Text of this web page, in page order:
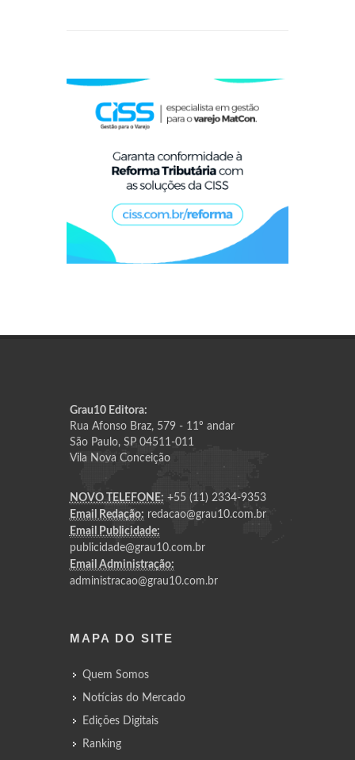
Grau10 Editora:
Rua Afonso Braz, 579 - 11º andar
São Paulo, SP 04511-011
Vila Nova Conceição
NOVO TELEFONE: +55 (11) 2334-9353
Email Redação: redacao@grau10.com.br
Email Publicidade:
publicidade@grau10.com.br
Email Administração:
administracao@grau10.com.br
MAPA DO SITE
Quem Somos
Notícias do Mercado
Edições Digitais
Ranking